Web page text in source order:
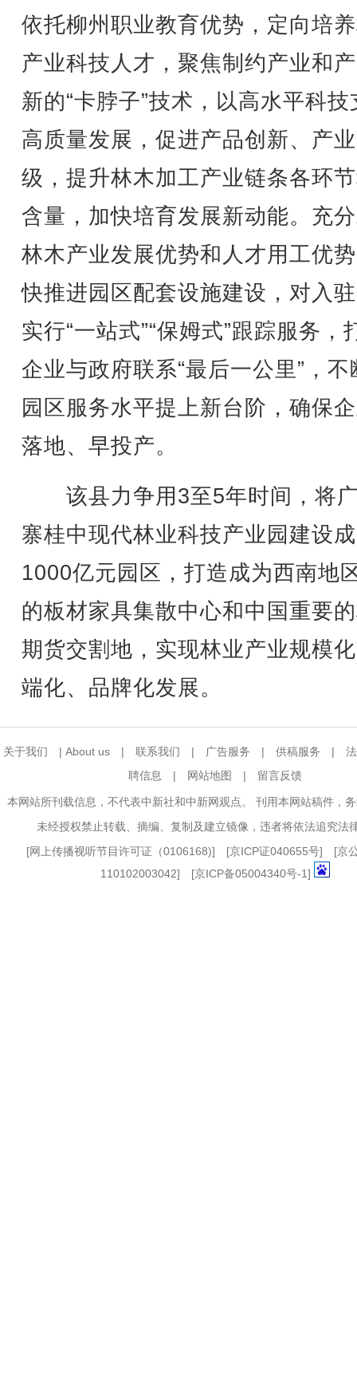
依托柳州职业教育优势，定向培
产业科技人才，聚焦制约产业和
新的“卡脖子”技术，以高水平科技
高质量发展，促进产品创新、产
级，提升林木加工产业链条各环
含量，加快培育发展新动能。充
林木产业发展优势和人才用工优
快推进园区配套设施建设，对入
实行“一站式”“保姆式”跟踪服务，
企业与政府联系“最后一公里”，不
园区服务水平提上新台阶，确保
落地、早投产。
该县力争用3至5年时间，将
寨桂中现代林业科技产业园建设
1000亿元园区，打造成为西南地
的板材家具集散中心和中国重要
期货交割地，实现林业产业规模
端化、品牌化发展。
关于我们 | About us | 联系我们 | 广告服务 | 供稿服务 |
聘信息 | 网站地图 | 留言反馈
本网站所刊载信息，不代表中新社和中新网观点。 刊用本网站稿件，
未经授权禁止转载、摘编、复制及建立镜像，违者将依法追究法
[网上传播视听节目许可证（0106168)] [京ICP证040655号] [京
110102003042] [京ICP备05004340号-1]